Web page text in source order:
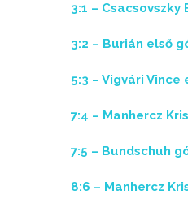
3:1 – Csacsovszky
3:2 – Burián első
5:3 – Vigvári Vince
7:4 – Manhercz
7:5 – Bundschuh
8:6 – Manhercz